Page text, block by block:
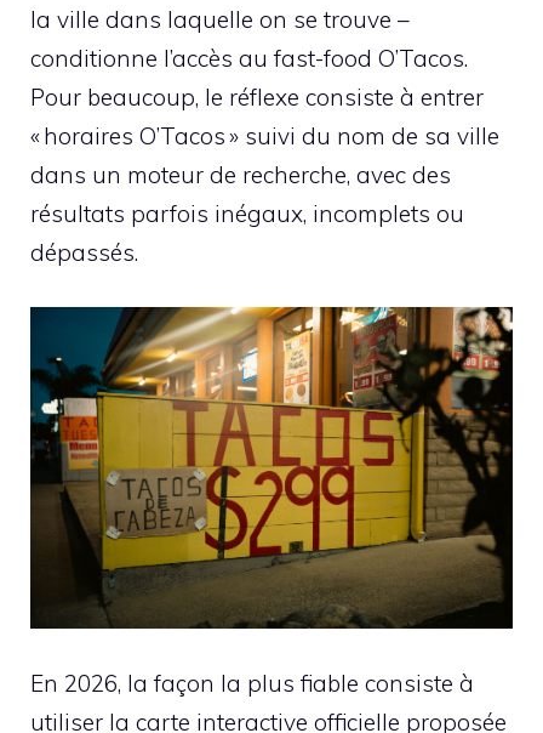
la ville dans laquelle on se trouve –
conditionne l’accès au fast-food O’Tacos.
Pour beaucoup, le réflexe consiste à entrer
« horaires O’Tacos » suivi du nom de sa ville
dans un moteur de recherche, avec des
résultats parfois inégaux, incomplets ou
dépassés.
En 2026, la façon la plus fiable consiste à
utiliser la carte interactive officielle proposée